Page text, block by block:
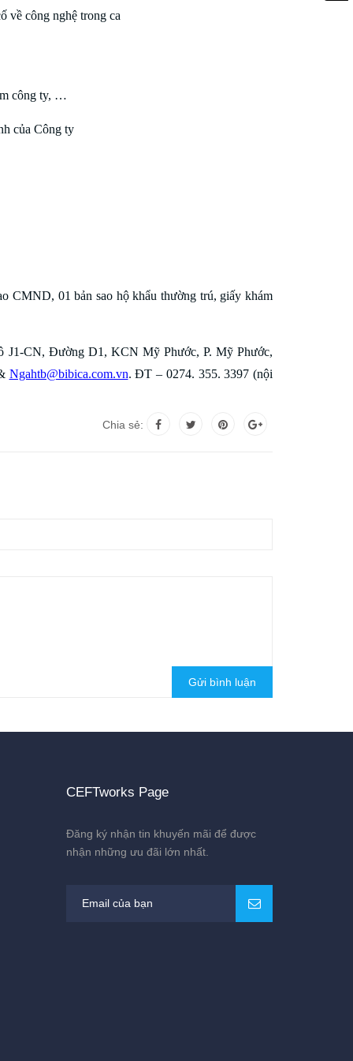
về công nghệ trong ca
công ty, …
của Công ty
CMND, 01 bản sao hộ khẩu thường trú, giấy khám
CN, Đường D1, KCN Mỹ Phước, P. Mỹ Phước,
Ngahtb@bibica.com.vn. ĐT – 0274. 355. 3397 (nội
Chia sẻ:
Gửi bình luận
CEFTworks Page
Đăng ký nhận tin khuyến mãi để được
nhận những ưu đãi lớn nhất.